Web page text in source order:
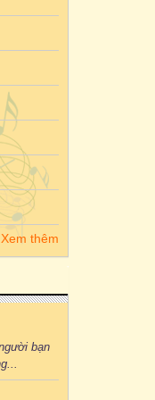
Xem thêm
bạn